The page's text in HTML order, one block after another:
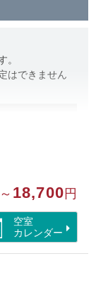
。
はできません
18,700 円
空室
カレンダー